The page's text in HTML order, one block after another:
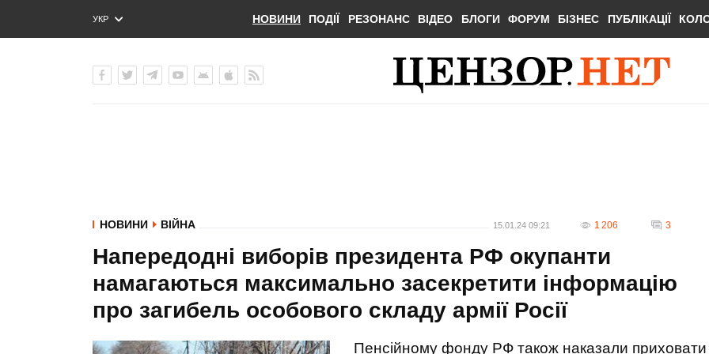
УКР
ENG
НОВИНИ ПОДІЇ РЕЗОНАНС ВІДЕО БЛОГИ ФОРУМ БІЗНЕС ПУБЛІКАЦІЇ
НОВИНИ ВІЙНА 15.01.24 09:21 1 206 3
Напередодні виборів президента РФ окупанти
намагаються максимально засекретити інформацію
про загибель особового складу армії Росії
Пенсійному фонду РФ також наказали приховати